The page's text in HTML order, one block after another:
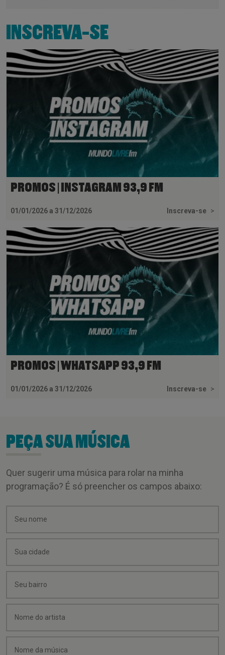
INSCREVA-SE
PROMOS | INSTAGRAM 93,9 FM
01/01/2026 a 31/12/2026 Inscreva-se >
PROMOS | WHATSAPP 93,9 FM
01/01/2026 a 31/12/2026 Inscreva-se >
PEÇA SUA MÚSICA
Quer sugerir uma música para rolar na minha
programação? É só preencher os campos abaixo: